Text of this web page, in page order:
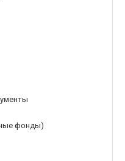
фонды)